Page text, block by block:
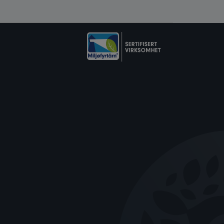
som gjør Favn 2 enda mer komplett.
som beskytter mot sol og vind, lekebøyle
for ekstra varme, ellerMinimizerfor